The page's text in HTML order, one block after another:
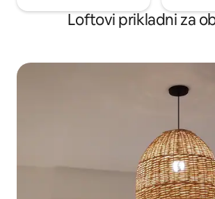
Loftovi prikladni za